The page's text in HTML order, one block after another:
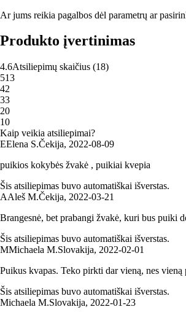
Ar jums reikia pagalbos dėl parametrų ar
Produkto įvertinimas
4.6Atsiliepimų skaičius (18)
513
42
33
20
10
Kaip veikia atsiliepimai?
EElena S.Čekija, 2022‑08‑09
puikios kokybės žvakė , puikiai kvepia
Šis atsiliepimas buvo automatiškai išverstas.
AAleš M.Čekija, 2022‑03‑21
Brangesnė, bet prabangi žvakė, kuri bus puiki
Šis atsiliepimas buvo automatiškai išverstas.
MMichaela M.Slovakija, 2022‑02‑01
Puikus kvapas. Teko pirkti dar vieną, nes vieną
Šis atsiliepimas buvo automatiškai išverstas.
Michaela M.Slovakija, 2022‑01‑23